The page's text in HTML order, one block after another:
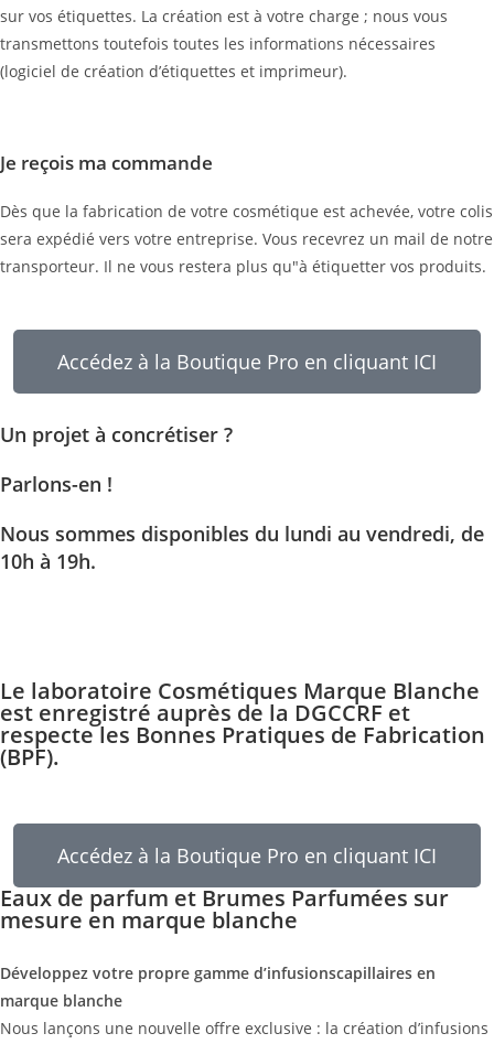
sur vos étiquettes. La création est à votre charge ; nous vous
transmettons toutefois toutes les informations nécessaires
(logiciel de création d’étiquettes et imprimeur).
Je reçois ma commande
Dès que la fabrication de votre cosmétique est achevée, votre colis
sera expédié vers votre entreprise. Vous recevrez un mail de notre
transporteur. Il ne vous restera plus qu"à étiquetter vos produits.
Accédez à la Boutique Pro en cliquant ICI
Un projet à concrétiser ?
Parlons-en !
Nous sommes disponibles du lundi au vendredi, de
10h à 19h.
Le laboratoire Cosmétiques Marque Blanche
est enregistré auprès de la DGCCRF et
respecte les Bonnes Pratiques de Fabrication
(BPF).
Accédez à la Boutique Pro en cliquant ICI
Eaux de parfum et Brumes Parfumées sur
mesure en marque blanche
Développez votre propre gamme d’infusionscapillaires en
marque blanche
Nous lançons une nouvelle offre exclusive : la création d’infusions